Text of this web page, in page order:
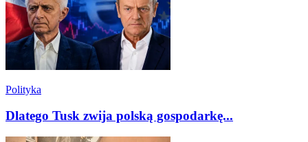
Polityka
Dlatego Tusk zwija polską gospodarkę...